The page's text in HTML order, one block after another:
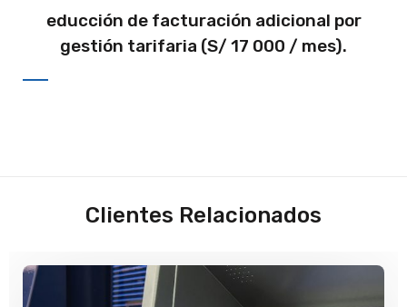
educción de facturación adicional por
gestión tarifaria (S/ 17 000 / mes).
Clientes Relacionados